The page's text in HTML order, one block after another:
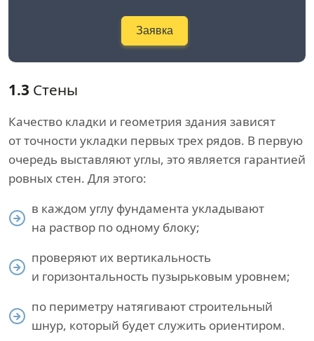
Заявка
1.3 Стены
Качество кладки и геометрия здания зависят
от точности укладки первых трех рядов. В первую
очередь выставляют углы, это является гарантией
ровных стен. Для этого:
в каждом углу фундамента укладывают
на раствор по одному блоку;
проверяют их вертикальность
и горизонтальность пузырьковым уровнем;
по периметру натягивают строительный
шнур, который будет служить ориентиром.